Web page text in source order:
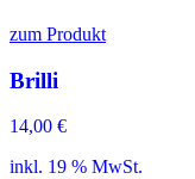
zum Produkt
Brilli
14,00 €
inkl. 19 % MwSt.